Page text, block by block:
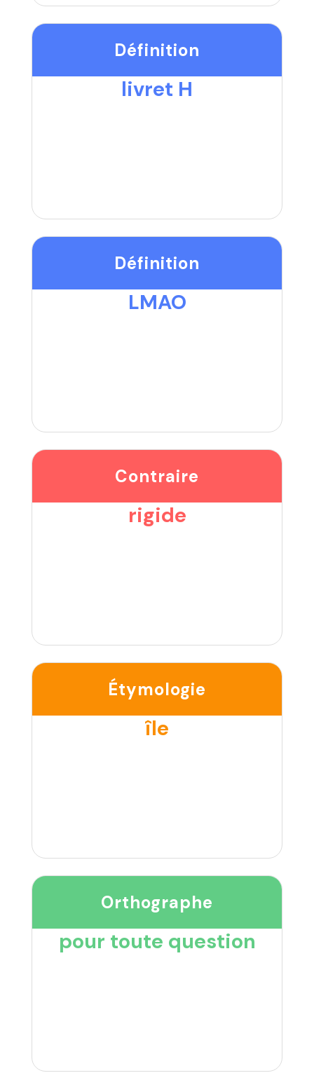
Définition
livret H
Définition
LMAO
Contraire
rigide
Étymologie
île
Orthographe
pour toute question